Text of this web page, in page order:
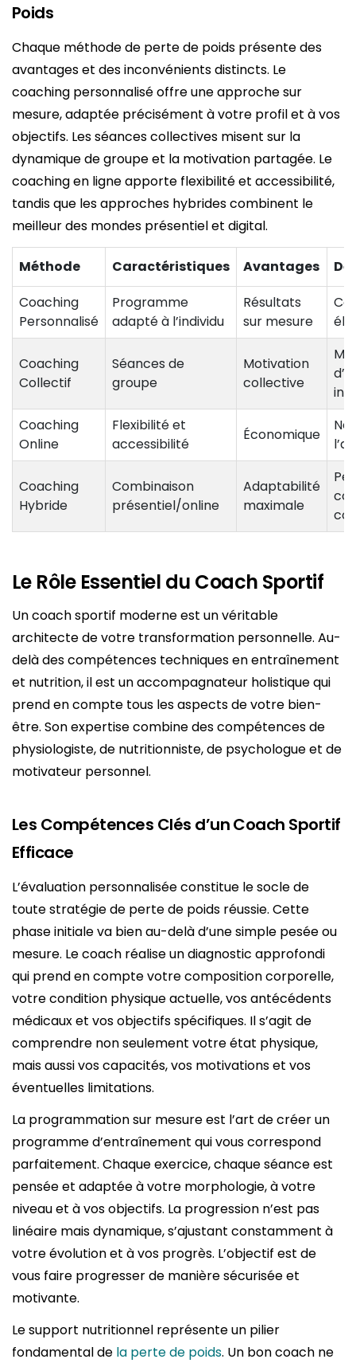
Poids
Chaque méthode de perte de poids présente des
avantages et des inconvénients distincts. Le
coaching personnalisé offre une approche sur
mesure, adaptée précisément à votre profil et à vos
objectifs. Les séances collectives misent sur la
dynamique de groupe et la motivation partagée. Le
coaching en ligne apporte flexibilité et accessibilité,
tandis que les approches hybrides combinent le
meilleur des mondes présentiel et digital.
Méthode Caractéristiques Avantages
Coaching
Personnalisé
Programme
adapté à l’individu
Résultats
sur mesure
Coaching
Collectif
Séances de
groupe
Motivation
collective
Coaching
Online
Flexibilité et
accessibilité
Économique
Coaching
Hybride
Combinaison
présentiel/online
Adaptabilité
maximale
Le Rôle Essentiel du Coach Sportif
Un coach sportif moderne est un véritable
architecte de votre transformation personnelle. Au-
delà des compétences techniques en entraînement
et nutrition, il est un accompagnateur holistique qui
prend en compte tous les aspects de votre bien-
être. Son expertise combine des compétences de
physiologiste, de nutritionniste, de psychologue et de
motivateur personnel.
Les Compétences Clés d’un Coach Sportif
Efficace
L’évaluation personnalisée constitue le socle de
toute stratégie de perte de poids réussie. Cette
phase initiale va bien au-delà d’une simple pesée ou
mesure. Le coach réalise un diagnostic approfondi
qui prend en compte votre composition corporelle,
votre condition physique actuelle, vos antécédents
médicaux et vos objectifs spécifiques. Il s’agit de
comprendre non seulement votre état physique,
mais aussi vos capacités, vos motivations et vos
éventuelles limitations.
La programmation sur mesure est l’art de créer un
programme d’entraînement qui vous correspond
parfaitement. Chaque exercice, chaque séance est
pensée et adaptée à votre morphologie, à votre
niveau et à vos objectifs. La progression n’est pas
linéaire mais dynamique, s’ajustant constamment à
votre évolution et à vos progrès. L’objectif est de
vous faire progresser de manière sécurisée et
motivante.
Le support nutritionnel représente un pilier
fondamental de la perte de poids. Un bon coach ne